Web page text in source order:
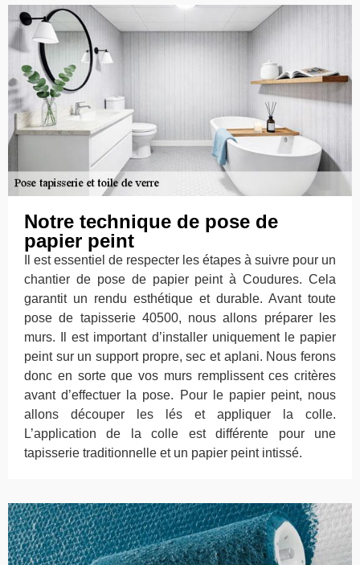
Notre technique de pose de
papier peint
Il est essentiel de respecter les étapes à suivre pour un
chantier de pose de papier peint à Coudures. Cela
garantit un rendu esthétique et durable. Avant toute
pose de tapisserie 40500, nous allons préparer les
murs. Il est important d’installer uniquement le papier
peint sur un support propre, sec et aplani. Nous ferons
donc en sorte que vos murs remplissent ces critères
avant d’effectuer la pose. Pour le papier peint, nous
allons découper les lés et appliquer la colle.
L’application de la colle est différente pour une
tapisserie traditionnelle et un papier peint intissé.